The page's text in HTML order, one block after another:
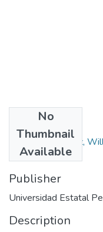
No
Thumbnail
Available
Authors
Artieda Rodríguez,
Publisher
Universidad Estatal
Description